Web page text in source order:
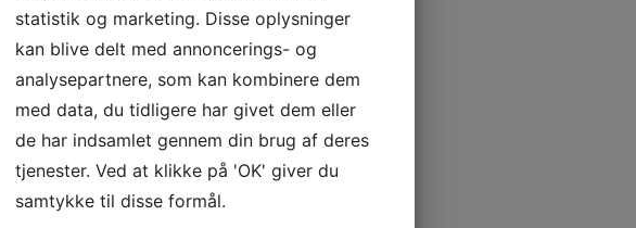
statistik og marketing. Disse oplysninger
kan blive delt med annoncerings- og
analysepartnere, som kan kombinere dem
med data, du tidligere har givet dem eller
de har indsamlet gennem din brug af deres
tjenester. Ved at klikke på 'OK' giver du
samtykke til disse formål.